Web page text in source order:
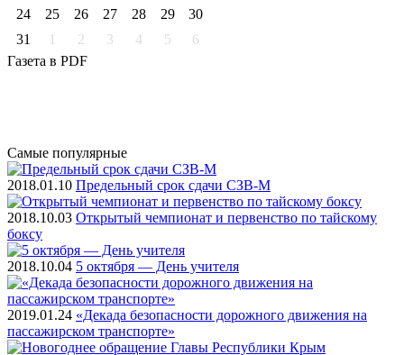
24
25 26 27 28 29
30
31
1 2 3 4 5
6
Газета в PDF
Самые популярные
2018.01.10 Предельный срок сдачи СЗВ-М
2018.10.03 Открытый чемпионат и первенство по тайскому
боксу
2018.10.04 5 октября — День учителя
2019.01.24 «Декада безопасности дорожного движения на
пассажирском транспорте»